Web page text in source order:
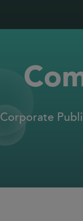
Corporate